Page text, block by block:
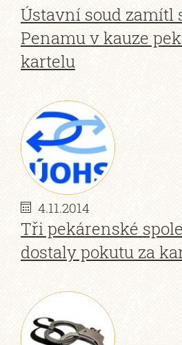
Ústavní soud zamítl
Penamu v kauze
kartelu
4.11.2014
Tři pekárenské
dostaly pokutu za